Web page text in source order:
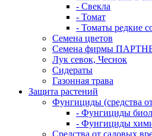
- Свекла
- Томат
- Томаты редкие
Семена цветов
Семена фирмы
Лук севок, Чеснок
Сидераты
Газонная трава
Защита растений
Фунгициды (средства
- Фунгициды
- Фунгициды
Средства от садовых